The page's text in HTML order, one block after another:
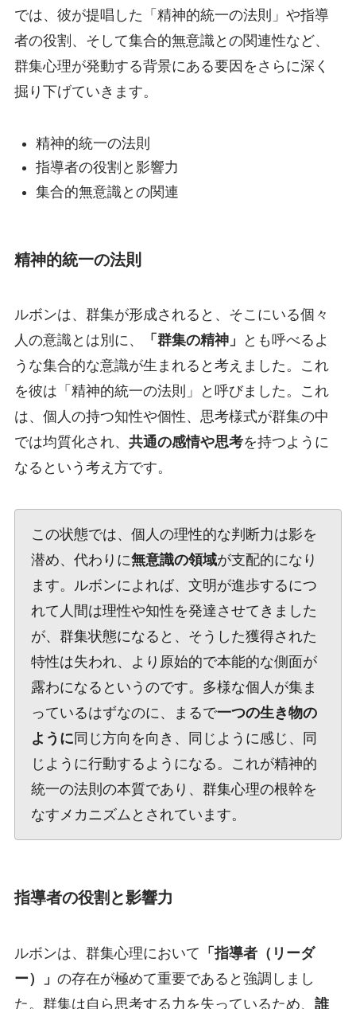
では、彼が提唱した「精神的統一の法則」や指導
者の役割、そして集合的無意識との関連性など、
群集心理が発動する背景にある要因をさらに深く
掘り下げていきます。
精神的統一の法則
指導者の役割と影響力
集合的無意識との関連
精神的統一の法則
ルボンは、群集が形成されると、そこにいる個々
人の意識とは別に、
「群集の精神」
とも呼べるよ
うな集合的な意識が生まれると考えました。これ
を彼は「精神的統一の法則」と呼びました。これ
は、個人の持つ知性や個性、思考様式が群集の中
では均質化され、 共通の感情や思考を持つように
なるという考え方です。
この状態では、個人の理性的な判断力は影を
潜め、代わりに無意識の領域が支配的になり
ます。ルボンによれば、文明が進歩するにつ
れて人間は理性や知性を発達させてきました
が、群集状態になると、そうした獲得された
特性は失われ、より原始的で本能的な側面が
露わになるというのです。多様な個人が集ま
っているはずなのに、まるで一つの生き物の
ように 同じ方向を向き、同じように感じ、同
じように行動するようになる。これが精神的
統一の法則の本質であり、群集心理の根幹を
なすメカニズムとされています。
指導者の役割と影響力
ルボンは、群集心理において 「指導者（リーダ
ー）」 の存在が極めて重要であると強調しまし
た。群集は自ら思考する力を失っているため、 誰